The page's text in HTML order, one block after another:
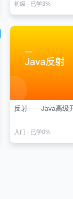
初级 · 已学3%
反射——Java高级
入门 · 已学0%